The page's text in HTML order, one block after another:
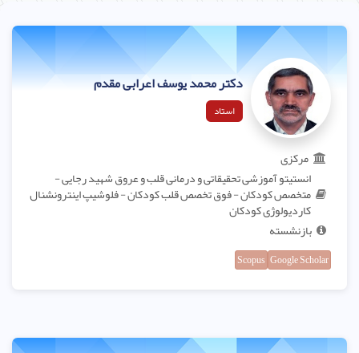
دکتر محمد یوسف اعرابی مقدم
استاد
مرکزی
انستیتو آموزشی تحقیقاتی و درمانی قلب و عروق شهید رجایی -
متخصص کودکان - فوق تخصص قلب کودکان - فلوشیپ اینترونشنال
کاردیولوژی کودکان
بازنشسته
Google Scholar
Scopus